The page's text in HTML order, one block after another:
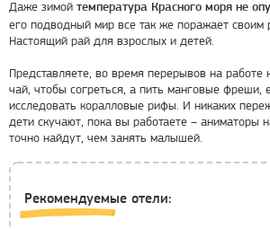
Даже зимой температура Красного моря не
его подводный мир все так же поражает своим
Настоящий рай для взрослых и детей.
Представляете, во время перерывов на работе
чай, чтобы согреться, а пить манговые фреши,
исследовать коралловые рифы. И никаких
дети скучают, пока вы работаете – аниматоры
точно найдут, чем занять малышей.
Рекомендуемые отели: